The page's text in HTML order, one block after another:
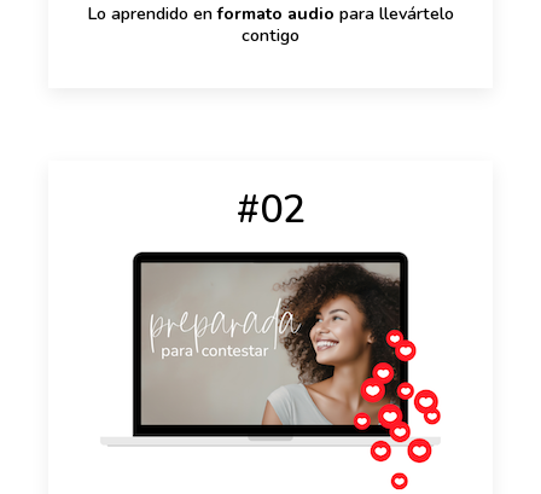
Lo aprendido enformato audio para llevártelo
contigo
#02